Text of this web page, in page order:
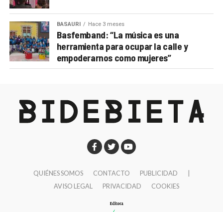
BASAURI Hace 3 meses
Basfemband: “La música es una
herramienta para ocupar la calle y
empoderarnos como mujeres”
QUIÉNES SOMOS CONTACTO PUBLICIDAD
AVISO LEGAL
PRIVACIDAD COOKIES